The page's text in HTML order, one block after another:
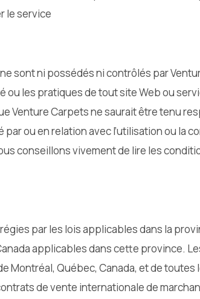
le service
sont ni possédés ni contrôlés par
les pratiques de tout site Web ou
Venture Carpets ne saurait être tenu
ou en relation avec l’utilisation ou la
conseillons vivement de lire les
par les lois applicables dans la
applicables dans cette province.
Québec, Canada, et de toutes
de vente internationale de